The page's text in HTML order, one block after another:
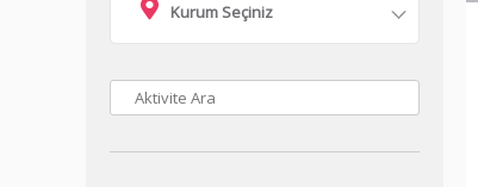
Kurum Seçiniz